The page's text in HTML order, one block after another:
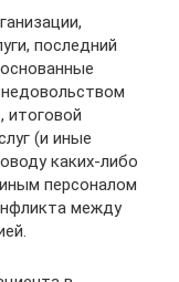
последний
итоговой
(и иные
каких-либо
персоналом
между